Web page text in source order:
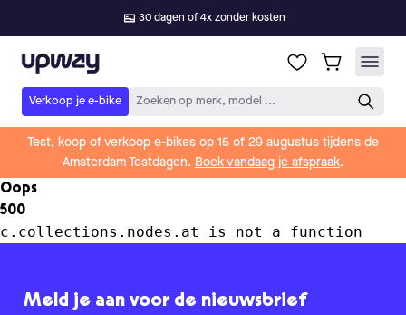
30 dagen of 4x zonder kosten
Upway
Verkoop je e-bike Zoeken op merk, model ...
Test, koop of verkoop e-bikes op 15 of 29 augustus tijdens de
Amsterdam Testdagen. Boek vandaag je afspraak.
Oops
500
c.collections.nodes.at is not a function
Meld je aan voor de nieuwsbrief